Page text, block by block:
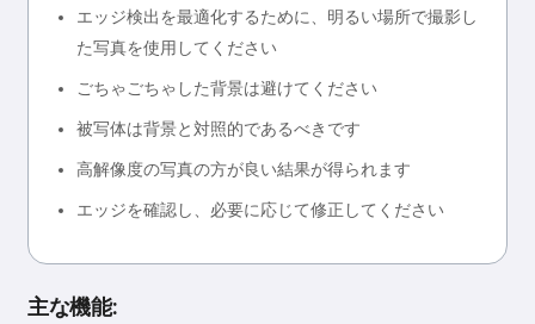
エッジ検出を最適化するために、明るい場所で撮影し
た写真を使用してください
ごちゃごちゃした背景は避けてください
被写体は背景と対照的であるべきです
高解像度の写真の方が良い結果が得られます
エッジを確認し、必要に応じて修正してください
主な機能: